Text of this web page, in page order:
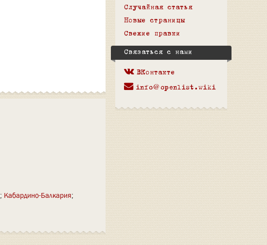
Кабардино-Балкария
Случайная статья
Новые страницы
Свежие правки
Связаться с нами
ВКонтакте
info@openlist.wiki